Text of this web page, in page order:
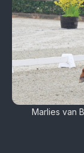
Marlies van